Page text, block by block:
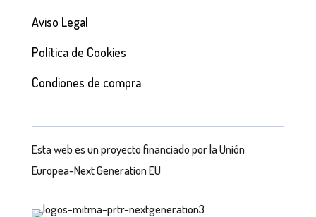
Aviso Legal
Política de Cookies
Condiones de compra
Esta web es un proyecto financiado por la Unión
Europea-Next Generation EU